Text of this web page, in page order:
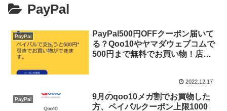
PayPal
PayPal
PayPal500円OFFクーポン届いて
る？Qoo10やヤマダウェブコムで
500円まで無料でお買い物！店頭
2022.12.17
PayPal
9月のqoo10メガ割でお買物した
方、ペイパルクーポン上限1000